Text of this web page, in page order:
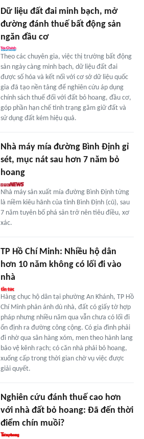
Dữ liệu đất đai minh bạch, mở
đường đánh thuế bất động sản
ngăn đầu cơ
Theo các chuyên gia, việc thị trường bất động
sản ngày càng minh bạch, dữ liệu đất đai
được số hóa và kết nối với cơ sở dữ liệu quốc
gia đã tạo nền tảng để nghiên cứu áp dụng
chính sách thuế đối với đất bỏ hoang, đầu cơ,
góp phần hạn chế tình trạng găm giữ đất và
sử dụng đất kém hiệu quả.
Nhà máy mía đường Bình Định gỉ
sét, mục nát sau hơn 7 năm bỏ
hoang
Nhà máy sản xuất mía đường Bình Định từng
là niềm kiêu hãnh của tỉnh Bình Định (cũ), sau
7 năm tuyên bố phá sản trở nên tiêu điều, xơ
xác.
TP Hồ Chí Minh: Nhiều hộ dân
hơn 10 năm không có lối đi vào
nhà
Hàng chục hộ dân tại phường An Khánh, TP Hồ
Chí Minh phản ánh dù nhà, đất có giấy tờ hợp
pháp nhưng nhiều năm qua vẫn chưa có lối đi
ổn định ra đường công cộng. Có gia đình phải
đi nhờ qua sân hàng xóm, men theo hành lang
bảo vệ kênh rạch; có căn nhà phải bỏ hoang,
xuống cấp trong thời gian chờ vụ việc được
giải quyết.
Nghiên cứu đánh thuế cao hơn
với nhà đất bỏ hoang: Đã đến thời
điểm chín muồi?